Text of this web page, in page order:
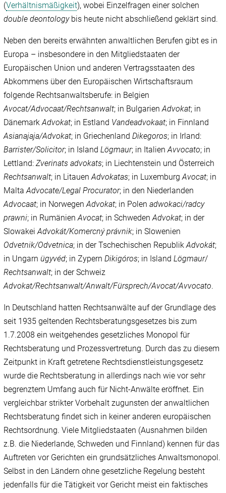
(Verhältnismäßigkeit), wobei Einzelfragen einer solchen
double deontologybis heute nicht abschließend geklärt sind.
Neben den bereits erwähnten anwaltlichen Berufen gibt es in
Europa – insbesondere in den Mitgliedstaaten der
Europäischen Union und anderen Vertragsstaaten des
Abkommens über den Europäischen Wirtschaftsraum
folgende Rechtsanwaltsberufe: in Belgien
Avocat/Advocaat/Rechtsanwalt; in BulgarienAdvokat; in
DänemarkAdvokat; in Estland Vandeadvokaat; in Finnland
Asianajaja/Advokat; in GriechenlandDikegoros; in Irland:
Barrister/Solicitor; in IslandLögmaur; in ItalienAvvocato; in
Lettland:Zverinats advokats; in Liechtenstein und Österreich
Rechtsanwalt; in LitauenAdvokatas; in LuxemburgAvocat; in
MaltaAdvocate/Legal Procurator; in den Niederlanden
Advocaat; in NorwegenAdvokat; in Polenadwokaci/radcy
prawni; in RumänienAvocat; in SchwedenAdvokat; in der
SlowakeiAdvokát/Komercný právnik; in Slowenien
Odvetnik/Odvetnica; in der Tschechischen RepublikAdvokát;
in Ungarn ügyvéd; in ZypernDikigóros; in IslandLögmaur/
Rechtsanwalt; in der Schweiz
Advokat/Rechtsanwalt/Anwalt/Fürsprech/Avocat/Avvocato.
In Deutschland hatten Rechtsanwälte auf der Grundlage des
seit 1935 geltenden Rechtsberatungsgesetzes bis zum
1.7.2008 ein weitgehendes gesetzliches Monopol für
Rechtsberatung und Prozessvertretung. Durch das zu diesem
Zeitpunkt in Kraft getretene Rechtsdienstleistungsgesetz
wurde die Rechtsberatung in allerdings nach wie vor sehr
begrenztem Umfang auch für Nicht-Anwälte eröffnet. Ein
vergleichbar strikter Vorbehalt zugunsten der anwaltlichen
Rechtsberatung findet sich in keiner anderen europäischen
Rechtsordnung. Viele Mitgliedstaaten (Ausnahmen bilden
z.B. die Niederlande, Schweden und Finnland) kennen für das
Auftreten vor Gerichten ein grundsätzliches Anwaltsmonopol.
Selbst in den Ländern ohne gesetzliche Regelung besteht
jedenfalls für die Tätigkeit vor Gericht meist ein faktisches